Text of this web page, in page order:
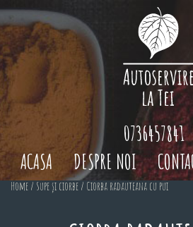
ACASA DESPRE NOI
0736457841
Home / Supe și ciorbe / Ciorba radauteana cu pui